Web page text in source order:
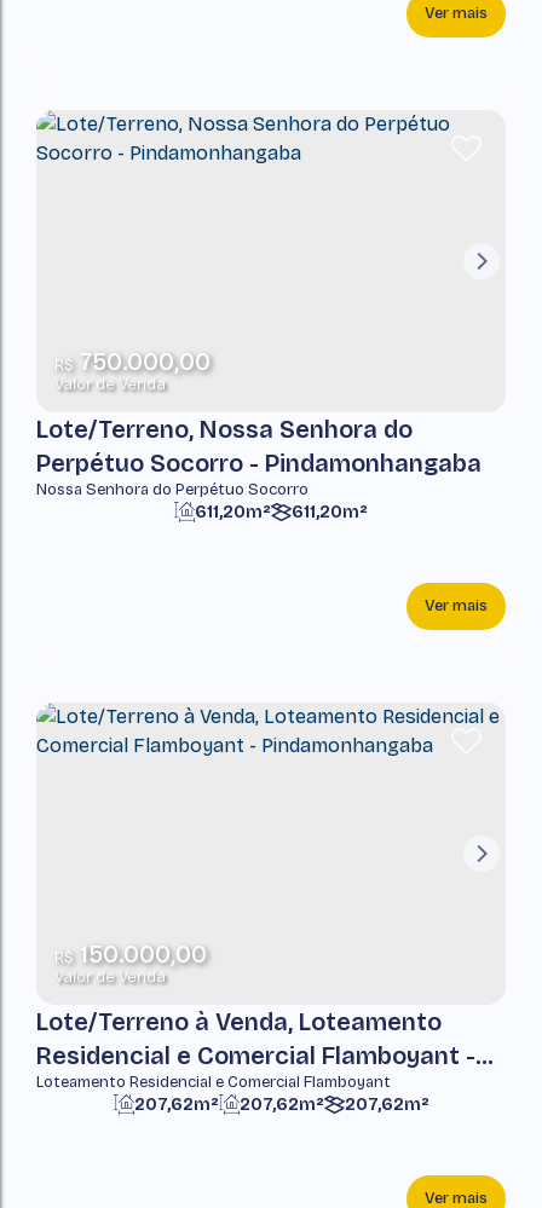
Ver mais
R$750.000,00
Valor de Venda
Lote/Terreno, Nossa Senhora do
Perpétuo Socorro - Pindamonhangaba
Nossa Senhora do Perpétuo Socorro
611,20m² 611,20m²
Ver mais
R$150.000,00
Valor de Venda
Lote/Terreno à Venda, Loteamento
Residencial e Comercial Flamboyant -
Pindamonhangaba
Loteamento Residencial e Comercial Flamboyant
207,62m² 207,62m² 207,62m²
Ver mais